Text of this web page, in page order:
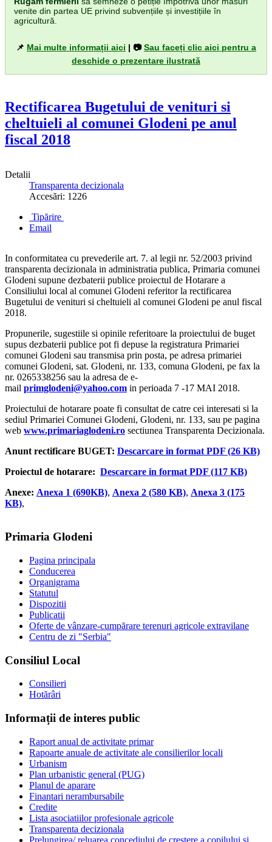
venite din partea UE privind subvențiile și investițiile în
agricultură.
📌 Mai multe informații aici | 📷Sau faceți clic aici pentru a
deschide o prezentare ilustrată
Rectificarea Bugetului de venituri si
cheltuieli al comunei Glodeni pe anul
fiscal 2018
Detalii
Transparenta decizionala
Accesări: 1226
Tipărire
Email
In conformitatea cu prevederile art. 7. al legii nr. 52/2003 privind
transparenta decizionala in administratia publica, Primaria comunei
Glodeni supune dezbaterii publice proiectul de Hotarare a
Consiliului local al comunei Glodeni referitor la rectificarea
Bugetului de venituri si cheltuieli al comunei Glodeni pe anul fiscal
2018.
Propunerile, sugestiile si opinile referitoare la proiectului de buget
supus dezbaterii publice pot fi depuse la registratura Primariei
comunei Glodeni sau transmisa prin posta, pe adresa primariei
comunei Glodeni, sat. Glodeni, nr. 133, comuna Glodeni, pe fax la
nr. 0265338256 sau la adresa de e-
mail primglodeni@yahoo.com in perioada 7 -17 MAI 2018.
Proiectului de hotarare poate fi consultat de catre cei interesati si la
sediul Primariei Comunei Glodeni, Glodeni, nr. 133, sau pe pagina
web www.primariaglodeni.ro sectiunea Transparenta Decizionala.
Anunt rectificare BUGET: Descarcare in format PDF (26 KB)
Proiectul de hotarare: Descarcare in format PDF (117 KB)
Anexe: Anexa 1 (690KB), Anexa 2 (580 KB), Anexa 3 (175
KB),
Primaria Glodeni
Pagina principala
Conducerea
Organigrama
Statutul
Dispozitii
Publicatii
Oferte de vânzare-cumpărare terenuri agricole extravilane
Centru de zi "Serbia"
Consiliul Local
Consilieri
Hotărâri
Informații de interes public
Raport anual de activitate primar
Rapoarte anuale de activitate ale consilierilor locali
Urbanism
Plan urbanistic general (PUG)
Planul de aparare
Finantari nerambursabile
Credite
Lista asociatiilor profesionale agricole
Transparenta decizionala
Prelungirea/ reluarea concediului de creştere a copilului şi